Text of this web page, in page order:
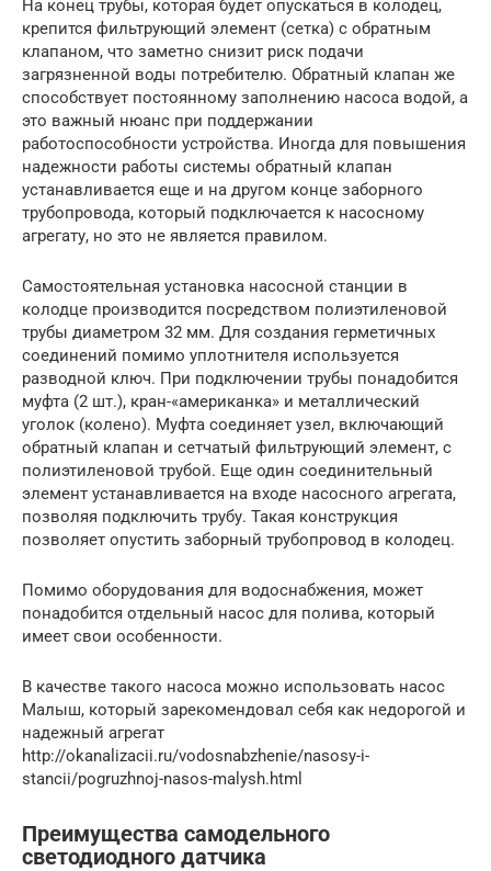
На конец трубы, которая будет опускаться в колодец,
крепится фильтрующий элемент (сетка) с обратным
клапаном, что заметно снизит риск подачи
загрязненной воды потребителю. Обратный клапан же
способствует постоянному заполнению насоса водой, а
это важный нюанс при поддержании
работоспособности устройства. Иногда для повышения
надежности работы системы обратный клапан
устанавливается еще и на другом конце заборного
трубопровода, который подключается к насосному
агрегату, но это не является правилом.
Самостоятельная установка насосной станции в
колодце производится посредством полиэтиленовой
трубы диаметром 32 мм. Для создания герметичных
соединений помимо уплотнителя используется
разводной ключ. При подключении трубы понадобится
муфта (2 шт.), кран-«американка» и металлический
уголок (колено). Муфта соединяет узел, включающий
обратный клапан и сетчатый фильтрующий элемент, с
полиэтиленовой трубой. Еще один соединительный
элемент устанавливается на входе насосного агрегата,
позволяя подключить трубу. Такая конструкция
позволяет опустить заборный трубопровод в колодец.
Помимо оборудования для водоснабжения, может
понадобится отдельный насос для полива, который
имеет свои особенности.
В качестве такого насоса можно использовать насос
Малыш, который зарекомендовал себя как недорогой и
надежный агрегат
http://okanalizacii.ru/vodosnabzhenie/nasosy-i-
stancii/pogruzhnoj-nasos-malysh.html
Преимущества самодельного
светодиодного датчика